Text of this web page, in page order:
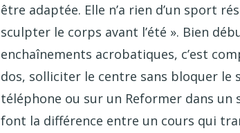
être adaptée. Elle n’a rien d’un sport
sculpter le corps avant l’été ». Bien
enchaînements acrobatiques, c’est
dos, solliciter le centre sans bloquer le
téléphone ou sur un Reformer dans
font la différence entre un cours qui